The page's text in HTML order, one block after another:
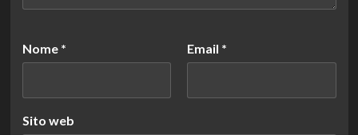
Nome * Email *
Sito web